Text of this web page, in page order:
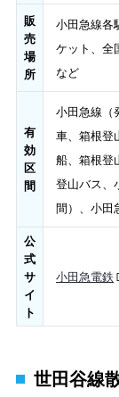
販
売
場
所
小田急線各
ケット、全
など
有
効
区
間
小田急線（
車、箱根登
船、箱根登
登山バス、
間）、小田
公
式
サ
イ
ト
小田急電鉄
世田谷線